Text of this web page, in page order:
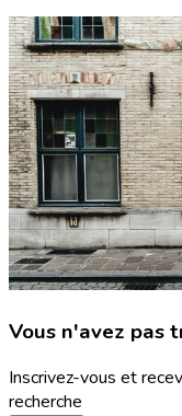
Vous n'avez pas
Inscrivez-vous et
recherche